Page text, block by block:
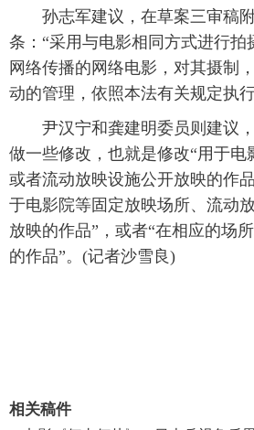
孙志军建议，在草案三审稿附
条：“采用与电影相同方式进行拍
网络传播的网络电影，对其摄制
动的管理，依照本法有关规定执
尹汉宁和龚建明委员则建议，
做一些修改，也就是修改“用于电
或者流动放映设施公开放映的作
于电影院等固定放映场所、流动
放映的作品”，或者“在相应的场
的作品”。(记者沙雪良)
相关稿件